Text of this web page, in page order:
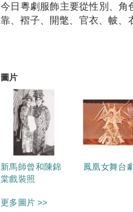
今日粵劇服飾主要從性別、
靠、褶子、開氅、官衣、帔、
圖片
新馬師曾和陳錦
棠戲裝照
鳳凰女舞台
更多圖片 >>